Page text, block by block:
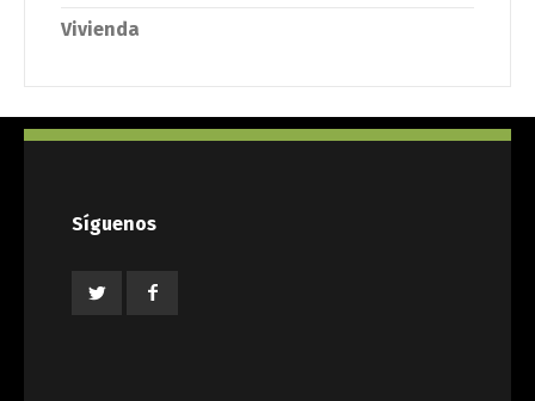
Vivienda
Síguenos